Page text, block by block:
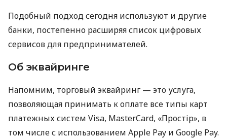
Подобный подход сегодня используют и другие
банки, постепенно расширяя список цифровых
сервисов для предпринимателей.
Об эквайринге
Напомним, торговый эквайринг — это услуга,
позволяющая принимать к оплате все типы карт
платежных систем Visa, MasterCard, «Простір», в
том числе с использованием Apple Pay и Google Pay.